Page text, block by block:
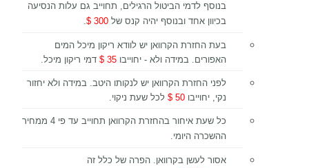
בנוסף לדמי הביטול הרגילים, תחוייב גם עלות הנסיעה
בכיוון אחד ובנוסף יהיה קנס של 300 $
.
בעת החזרת הקרוואן יש לוודא ריקון מיכל המים
האפורים. במידה ולא - יחוייבו 35
$ דמי ריקון מיכל.
לפני החזרת הקרוואן יש לנקותו היטב. במידה ולא יחזור
נקי, יחוייבו 50 $ לכל שעת ניקוי.
כל שעת איחור בהחזרת הקרוואן תחוייב עד פי 4 ממחיר
ההשכרה היומי.
אסור לעשן בקרוואן. הפרה של כלל זה